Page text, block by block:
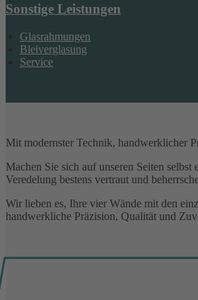
Sonstige Leistungen
Glasrahmungen
Bleiverglasung
Service
Mit modernster Technik, handwerklicher
Machen Sie sich auf unseren Seiten
Veredelung bestens vertraut und
Wir lieben es, Ihre vier Wände mit den
handwerkliche Präzision, Qualität und